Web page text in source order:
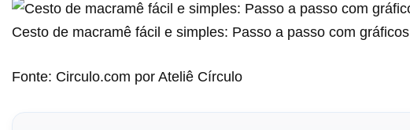
Cesto de macramê fácil e simples: Passo a passo com gráficos
Fonte: Circulo.com por Ateliê Círculo